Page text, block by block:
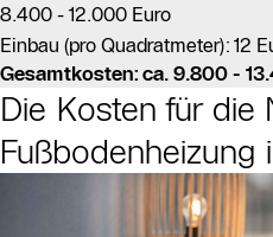
8.400 - 12.000 Euro
Einbau (pro Quadratmeter): 12
Gesamtkosten: ca. 9.800 -
Die Kosten für die
Fußbodenheizung